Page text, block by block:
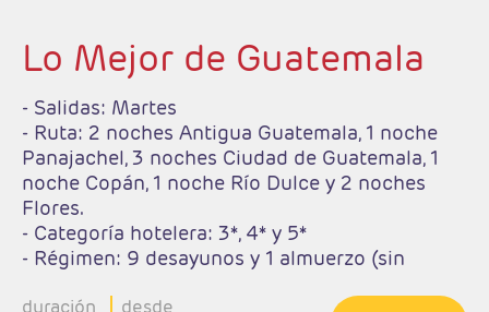
Lo Mejor de Guatemala
- Salidas: Martes
- Ruta: 2 noches Antigua Guatemala, 1 noche
Panajachel, 3 noches Ciudad de Guatemala, 1
noche Copán, 1 noche Río Dulce y 2 noches
Flores.
- Categoría hotelera: 3*, 4* y 5*
- Régimen: 9 desayunos y 1 almuerzo (sin
duración desde